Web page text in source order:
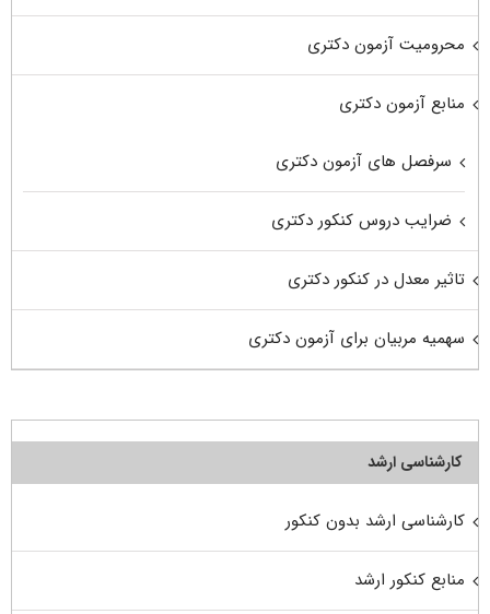
محرومیت آزمون دکتری
منابع آزمون دکتری
سرفصل های آزمون دکتری
ضرایب دروس کنکور دکتری
تاثیر معدل در کنکور دکتری
سهمیه مربیان برای آزمون دکتری
کارشناسی ارشد
کارشناسی ارشد بدون کنکور
منابع کنکور ارشد